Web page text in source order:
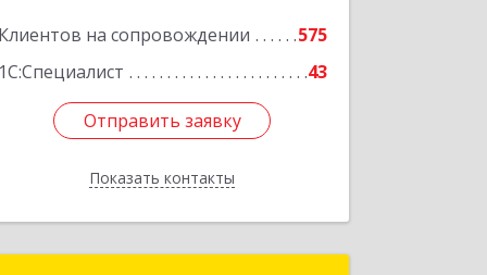
Клиентов на сопровождении
575
1С:Специалист
43
Отправить заявку
Показать контакты
Отправить заявку
Назад